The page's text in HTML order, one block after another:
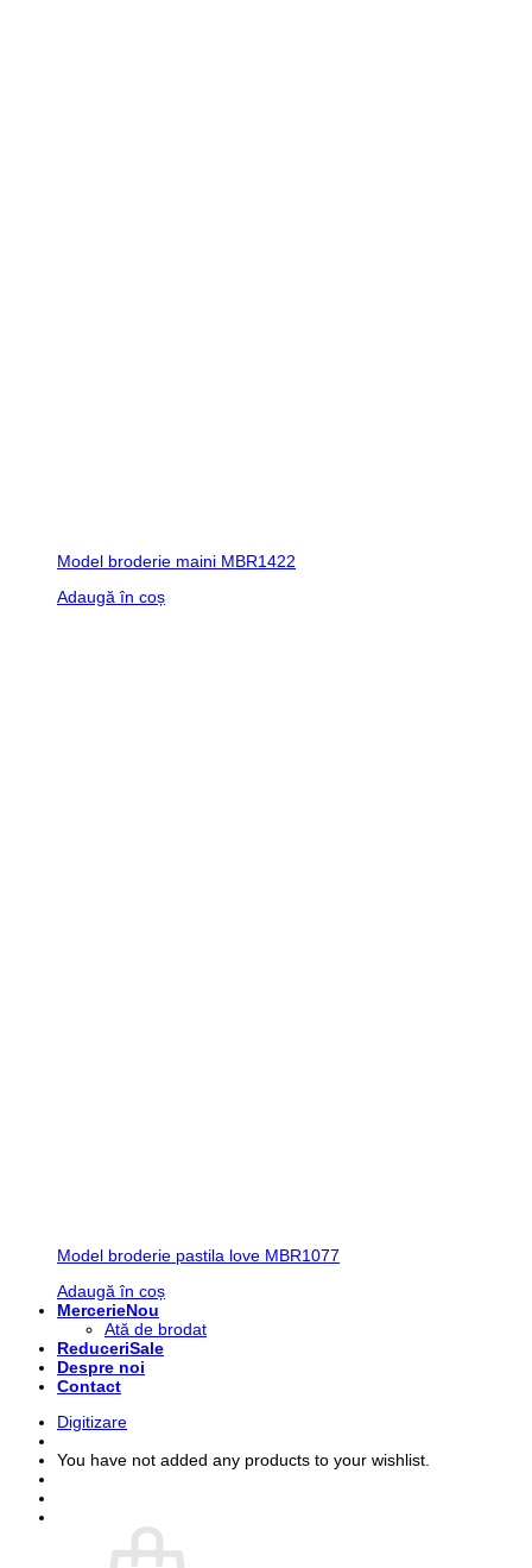
Model broderie maini MBR1422
Adaugă în coș
Model broderie pastila love MBR1077
Adaugă în coș
Mercerie
Ată de brodat
Reduceri
Despre noi
Contact
Digitizare
You have not added any products to your wishlist.